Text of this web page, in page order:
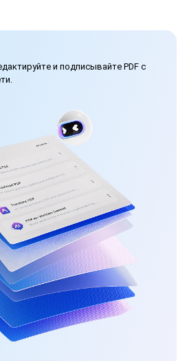
и подписывайте PDF с